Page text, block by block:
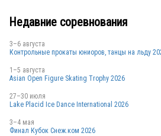
Недавние соревнования
3–6 августа
Контрольные прокаты юниоров, танцы на льду
1–5 августа
Asian Open Figure Skating Trophy 2026
27–30 июля
Lake Placid Ice Dance International 2026
3–4 мая
Финал Кубок Снеж.ком 2026